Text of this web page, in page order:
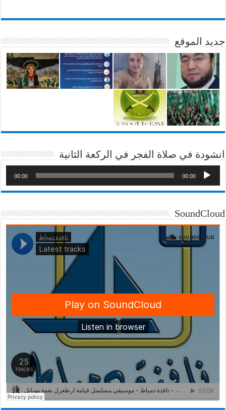
جديد الموقع
انشودة في صلاة الفجر في الركعة الثانية
00:00
00:00
SoundCloud